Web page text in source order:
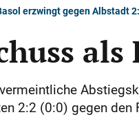
erzwingt gegen Albstadt
als
2:2 (0:0) gegen